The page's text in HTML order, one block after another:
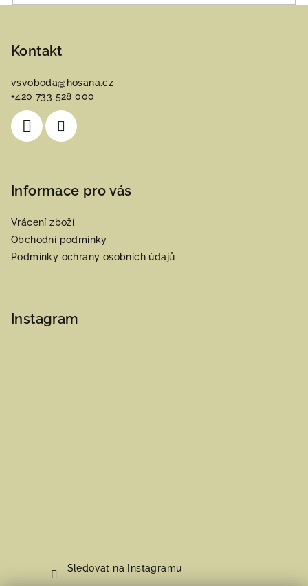
Kontakt
vsvoboda@ hosana.cz
+420 733 528 000
Informace pro vás
Vrácení zboží
Obchodní podmínky
Podmínky ochrany osobních údajů
Instagram
Sledovat na Instagramu